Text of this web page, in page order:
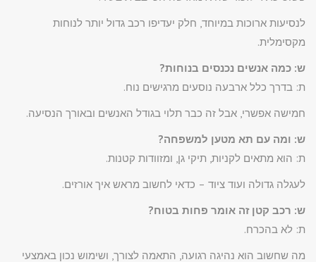
לנסיעות ארוכות במיוחד, חלק יעדיפו רכב גדול יותר לנוחות
מקסימלית.
ש: כמה אנשים נכנסים בנוחות?
ת: בדרך כלל ארבעה נוסעים מרגישים נוח.
חמישה אפשרי, אבל זה כבר תלוי בגודל האנשים ובאורך הנסיעה.
ש: ומה עם תא מטען למשפחה?
ת: הוא מתאים לקניות, תיקי גן, ומזוודות קטנות.
לעגלה גדולה ועוד ציוד – כדאי לחשוב מראש איך אורזים.
ש: רכב קטן זה אומר פחות בטוח?
ת: לא בהכרח.
מה שחשוב הוא נהיגה רגועה, התאמה לצורך, ושימוש נכון באמצעי